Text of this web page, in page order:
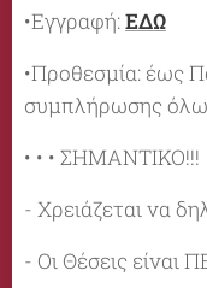
•Εγγραφή:ΕΔΩ
•Προθεσμία: έως
συμπλήρωσης
• • • ΣΗΜΑΝΤΙΚΟ!!!
- Χρειάζεται να
- Οι Θέσεις είναι